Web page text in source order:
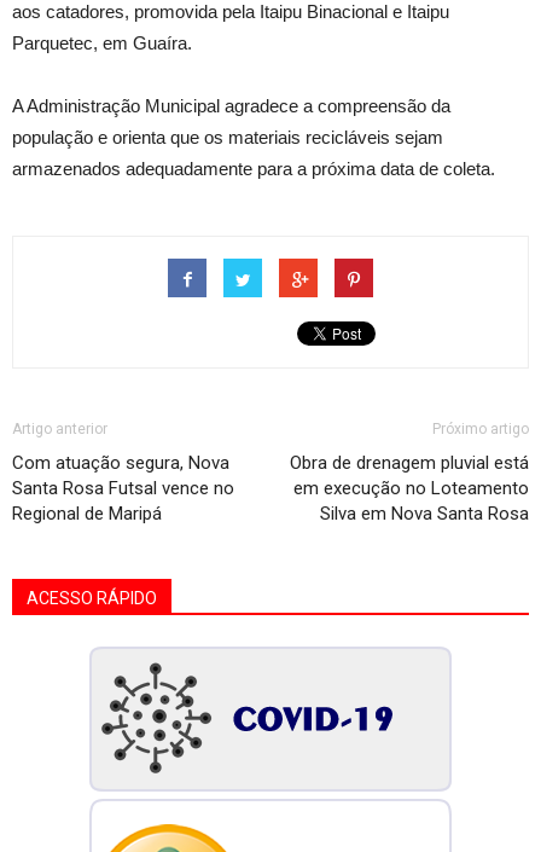
aos catadores, promovida pela Itaipu Binacional e Itaipu
Parquetec, em Guaíra.
A Administração Municipal agradece a compreensão da
população e orienta que os materiais recicláveis sejam
armazenados adequadamente para a próxima data de coleta.
Artigo anterior
Com atuação segura, Nova
Santa Rosa Futsal vence no
Regional de Maripá
Próximo artigo
Obra de drenagem pluvial está
em execução no Loteamento
Silva em Nova Santa Rosa
ACESSO RÁPIDO